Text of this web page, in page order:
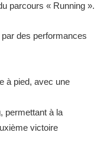
parcours « Running ».
des performances
à pied, avec une
permettant à la
victoire